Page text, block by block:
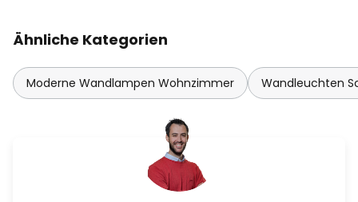
Ähnliche Kategorien
Moderne Wandlampen Wohnzimmer Wandleuchten